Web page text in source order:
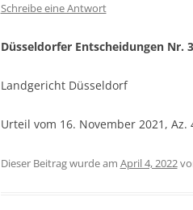
Schreibe eine Antwort
Düsseldorfer Entscheidungen Nr.
Landgericht Düsseldorf
Urteil vom 16. November 2021, Az.
Dieser Beitrag wurde am April 4, 2022